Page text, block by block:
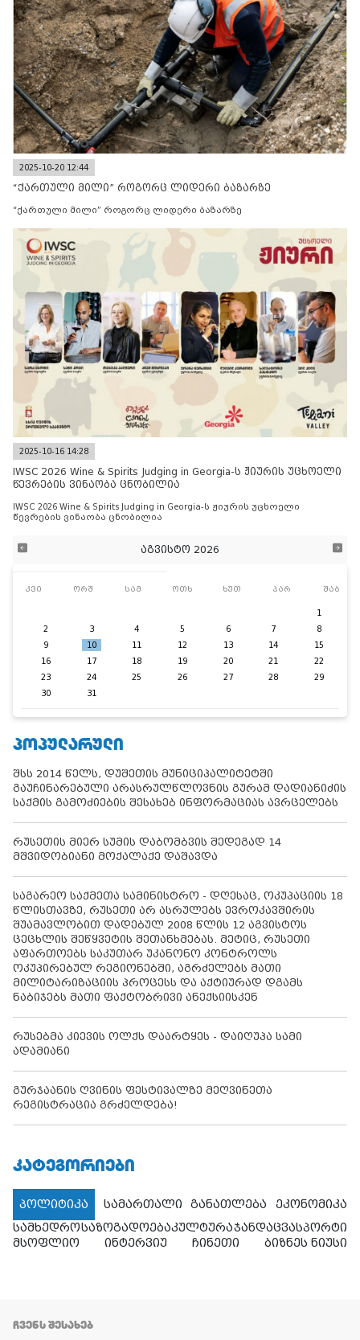
2025-10-20 12:44
“ქართული მილი” როგორც ლიდერი ბაზარზე
“ქართული მილი” როგორც ლიდერი ბაზარზე
2025-10-16 14:28
IWSC 2026 Wine & Spirits Judging in Georgia-ს ჟიურის უცხოელი
წევრების ვინაობა ცნობილია
IWSC 2026 Wine & Spirits Judging in Georgia-ს ჟიურის უცხოელი
წევრების ვინაობა ცნობილია
აგვისტო 2026
კვი ორშ სამ ოთხ ხუთ პარ შაბ
1
2
3 4 5 6 7
8
9
10 11 12 13 14
15
16
17 18 19 20 21
22
23
24 25 26 27 28
29
30
31
ᲞᲝᲞᲣᲚᲐᲠᲣᲚᲘ
შსს 2014 წელს, დუშეთის მუნიციპალიტეტში
გაუჩინარებული არასრულწლოვნის გურამ დადიანიძის
საქმის გამოძიების შესახებ ინფორმაციას ავრცელებს
რუსეთის მიერ სუმის დაბომბვის შედეგად 14
მშვიდობიანი მოქალაქე დაშავდა
საგარეო საქმეთა სამინისტრო - დღესაც, ოკუპაციის 18
წლისთავზე, რუსეთი არ ასრულებს ევროკავშირის
შუამავლობით დადებულ 2008 წლის 12 აგვისტოს
ცეცხლის შეწყვეტის შეთანხმებას. მეტიც, რუსეთი
აფართოებს საკუთარ უკანონო კონტროლს
ოკუპირებულ რეგიონებში, აგრძელებს მათი
მილიტარიზაციის პროცესს და აქტიურად დგამს
ნაბიჯებს მათი ფაქტობრივი ანექსიისკენ
რუსებმა კიევის ოლქს დაარტყეს - დაიღუპა სამი
ადამიანი
გურჯაანის ღვინის ფესტივალზე მეღვინეთა
რეგისტრაცია გრძელდება!
ᲙᲐᲢᲔᲒᲝᲠᲘᲔᲑᲘ
პოლიტიკა სამართალი განათლება
ეკონომიკა
სამხედროსაზოგადოებაკულტურაჯანდაცვასპორტი
მსოფლიო
ინტერვიუ ჩინეთი ბიზნეს ნიუსი
ᲩᲕᲔᲜᲡ ᲨᲔᲡᲐᲮᲔᲑ